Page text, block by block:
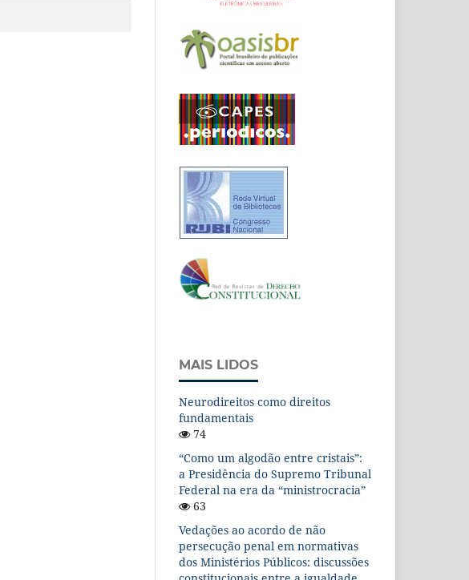
MAIS LIDOS
Neurodireitos como direitos
fundamentais
74
“Como um algodão entre cristais”:
a Presidência do Supremo Tribunal
Federal na era da “ministrocracia”
63
Vedações ao acordo de não
persecução penal em normativas
dos Ministérios Públicos: discussões